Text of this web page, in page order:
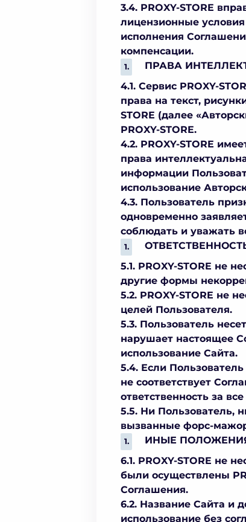
3.4. PROXY-STORE
лицензионные
исполнения
компенсации.
ПРАВА
4.1. Сервис PROXY-
права на текст,
STORE (далее
PROXY-STORE.
4.2. PROXY-STORE
права
информации
использование
4.3. Пользователь
одновременно
соблюдать и уважать
5.1. PROXY-STORE не
другие формы
5.2. PROXY-STORE не
целей Пользователя.
5.3. Пользователь
нарушает настоящее
использование Сайта.
5.4. Если
не соответствует
ответственность за
5.5. Ни Пользователь,
вызванные форс-
ИНЫЕ
6.1. PROXY-STORE не
были осуществлены
Соглашения.
6.2. Название Сайта и
использование без